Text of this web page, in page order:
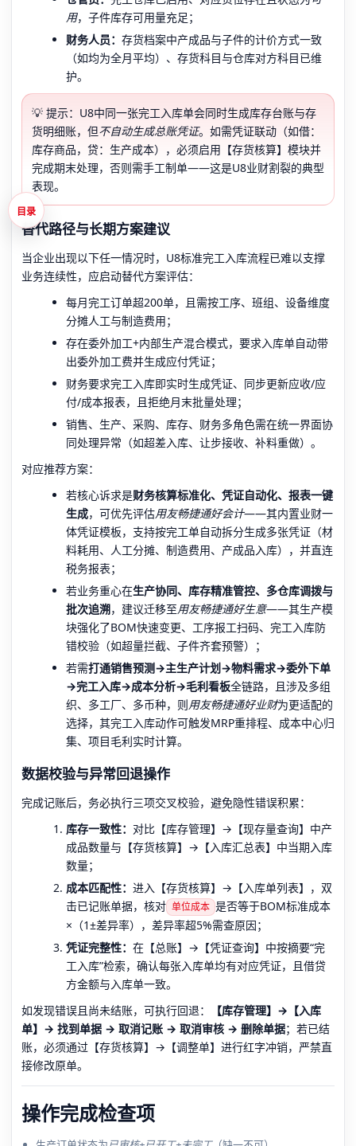
用，子件库存可用量充足；
财务人员： 存货档案中产成品与子件的计价方式一致
（如均为全月平均）、存货科目与仓库对方科目已维
护。
💡 提示：U8中同一张完工入库单会同时生成库存台账与存
货明细账，但不自动生成总账凭证。如需凭证联动（如借：
库存商品，贷：生产成本），必须启用【存货核算】模块并
完成期末处理，否则需手工制单——这是U8业财割裂的典型
表现。
替代路径与长期方案建议
当企业出现以下任一情况时，U8标准完工入库流程已难以支撑
业务连续性，应启动替代方案评估：
每月完工订单超200单，且需按工序、班组、设备维度
分摊人工与制造费用；
存在委外加工+内部生产混合模式，要求入库单自动带
出委外加工费并生成应付凭证；
财务要求完工入库即实时生成凭证、同步更新应收/应
付/成本报表，且拒绝月末批量处理；
销售、生产、采购、库存、财务多角色需在统一界面协
同处理异常（如超差入库、让步接收、补料重做）。
对应推荐方案：
若核心诉求是财务核算标准化、凭证自动化、报表一键
生成，可优先评估用友畅捷通好会计——其内置业财一
体凭证模板，支持按完工单自动拆分生成多张凭证（材
料耗用、人工分摊、制造费用、产成品入库），并直连
税务报表；
若业务重心在生产协同、库存精准管控、多仓库调拨与
批次追溯，建议迁移至用友畅捷通好生意——其生产模
块强化了BOM快速变更、工序报工扫码、完工入库防
错校验（如超量拦截、子件齐套预警）；
若需打通销售预测→主生产计划→物料需求→委外下单
→完工入库→成本分析→毛利看板全链路，且涉及多组
织、多工厂、多币种，则用友畅捷通好业财为更适配的
选择，其完工入库动作可触发MRP重排程、成本中心归
集、项目毛利实时计算。
数据校验与异常回退操作
完成记账后，务必执行三项交叉校验，避免隐性错误积累：
库存一致性： 对比【库存管理】→【现存量查询】中产
成品数量与【存货核算】→【入库汇总表】中当期入库
数量；
成本匹配性： 进入【存货核算】→【入库单列表】，双
击已记账单据，核对 单位成本 是否等于BOM标准成本
×（1±差异率），差异率超5%需查原因；
凭证完整性： 在【总账】→【凭证查询】中按摘要“完
工入库”检索，确认每张入库单均有对应凭证，且借贷
方金额与入库单一致。
如发现错误且尚未结账，可执行回退：
【库存管理】→【入库
单】→ 找到单据 → 取消记账 → 取消审核 → 删除单据；若已结
账，必须通过【存货核算】→【调整单】进行红字冲销，严禁直
接修改原单。
操作完成检查项
目录